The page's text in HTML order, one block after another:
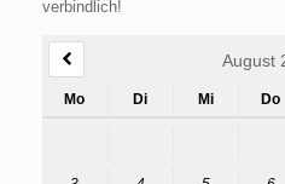
verbindlich!
August
Mo Di Mi Do